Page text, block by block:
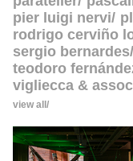
pier luigi nervi
rodrigo cerviño
sergio bernardes
teodoro
vigliecca &
view all